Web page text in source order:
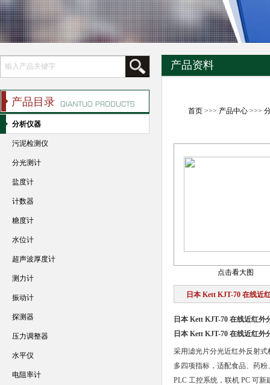
产品资料
首页>>> 产品中心>>>
点击看大图
日本 Kett KJT-70 在线近
日本 Kett KJT-70 在线近红外
日本 Kett KJT-70 在线近红外
采用滤光片分光近红外反射
多四项指标，适配食品、药粉
PLC 工控系统，联机 PC 可
产品目录
分析仪器
污泥检测仪
分光测计
盐度计
计数器
糖度计
水位计
超声波厚度计
测力计
振动计
探测器
压力调整器
水平仪
电阻率计